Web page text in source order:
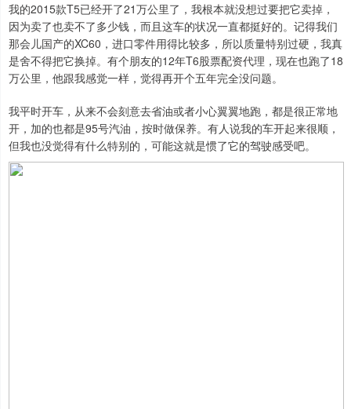
我的2015款T5已经开了21万公里了，我根本就没想过要把它卖掉，
因为卖了也卖不了多少钱，而且这车的状况一直都挺好的。记得我们
那会儿国产的XC60，进口零件用得比较多，所以质量特别过硬，我真
是舍不得把它换掉。有个朋友的12年T6股票配资代理，现在也跑了18
万公里，他跟我感觉一样，觉得再开个五年完全没问题。
我平时开车，从来不会刻意去省油或者小心翼翼地跑，都是很正常地
开，加的也都是95号汽油，按时做保养。有人说我的车开起来很顺，
但我也没觉得有什么特别的，可能这就是惯了它的驾驶感受吧。